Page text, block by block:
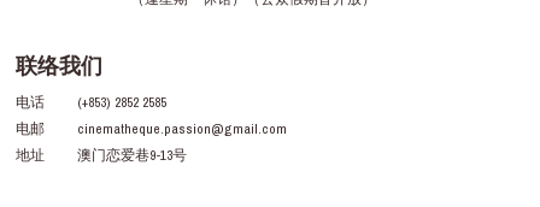
联络我们
电话
(+853) 2852 2585
电邮
cinematheque.passion@gmail.com
地址
澳门恋爱巷9-13号